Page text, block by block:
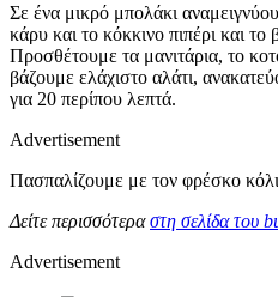
Σε ένα μικρό μπολάκι
κάρυ και το κόκκινο πιπέρι και
Προσθέτουμε τα μανιτάρια, το
βάζουμε ελάχιστο αλάτι,
για 20 περίπου λεπτά.
Advertisement
Πασπαλίζουμε με τον φρέσκο
Δείτε περισσότεραστη σελίδα του
Advertisement